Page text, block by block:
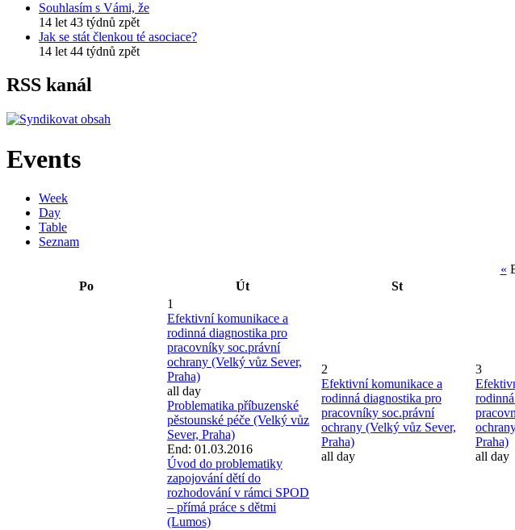
Souhlasím s Vámi, že
14 let 43 týdnů zpět
Jak se stát členkou té asociace?
14 let 44 týdnů zpět
RSS kanál
Events
Week
Day
Table
Seznam
«
Po
Út St
1
Efektivní komunikace a
rodinná diagnostika pro
pracovníky soc.právní
ochrany (Velký vůz Sever,
Praha)
all day
Problematika příbuzenské
pěstounské péče (Velký vůz
Sever, Praha)
End: 01.03.2016
Úvod do problematiky
zapojování dětí do
rozhodování v rámci SPOD
– přímá práce s dětmi
(Lumos)
2
Efektivní komunikace a
rodinná diagnostika pro
pracovníky soc.právní
ochrany (Velký vůz Sever,
Praha)
all day
3
Praha)
all day